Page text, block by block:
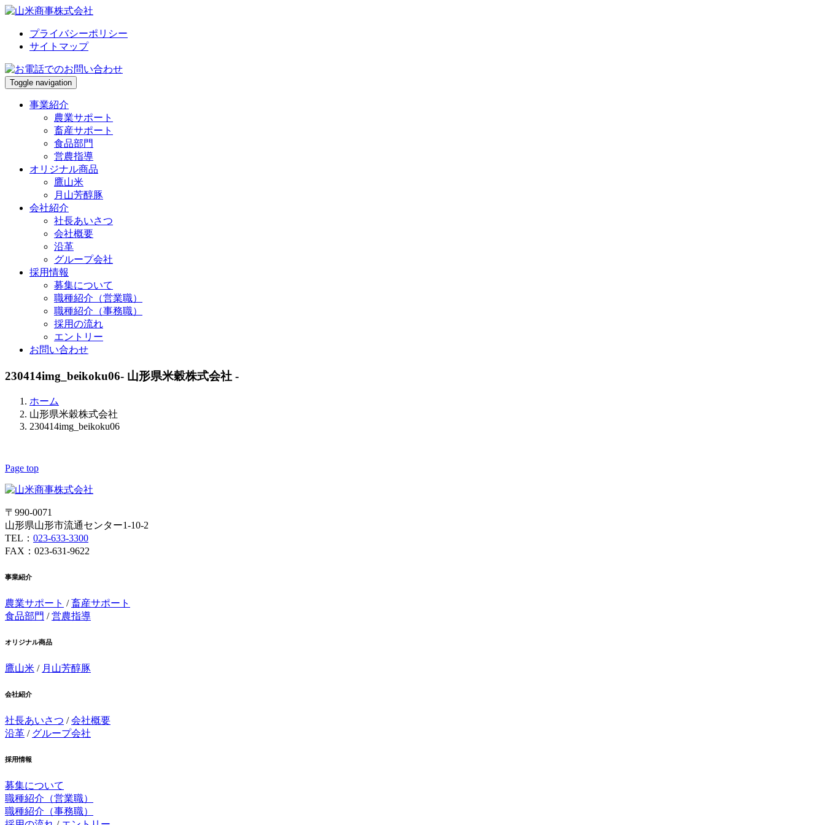
プライバシーポリシー
サイトマップ
Toggle navigation
事業紹介
農業サポート
畜産サポート
食品部門
営農指導
オリジナル商品
鷹山米
月山芳醇豚
会社紹介
社長あいさつ
会社概要
沿革
グループ会社
採用情報
募集について
職種紹介（営業職）
職種紹介（事務職）
採用の流れ
エントリー
お問い合わせ
230414img_beikoku06- 山形県米穀株式会社 -
ホーム
山形県米穀株式会社
230414img_beikoku06
Page top
〒990-0071
山形県山形市流通センター1-10-2
TEL： 023-633-3300
FAX：023-631-9622
事業紹介
農業サポート /畜産サポート
食品部門 /営農指導
オリジナル商品
鷹山米 / 月山芳醇豚
会社紹介
社長あいさつ /会社概要
沿革 / グループ会社
採用情報
募集について
職種紹介（営業職）
職種紹介（事務職）